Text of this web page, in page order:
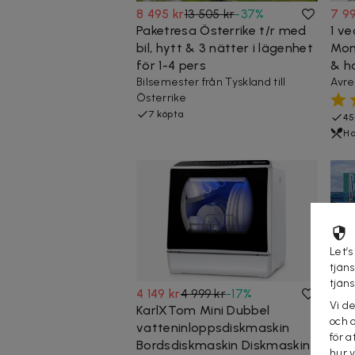
8 495 kr13 505 kr-37%
Paketresa Österrike t/r med
bil, hytt & 3 nätter i lägenhet
för 1-4 pers
Bilsemester från Tyskland till
Österrike
7 köpta
7
1
&
4 149 kr4 999 kr-17%
KarlXTom Mini Dubbel
vatteninloppsdiskmaskin
Bordsdiskmaskin Diskmaskin
3
3
Vi
och
för